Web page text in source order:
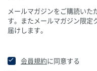
)
メールマガジンをご購読いた
す。またメールマガジン限定
届けします。
会員規約に同意する